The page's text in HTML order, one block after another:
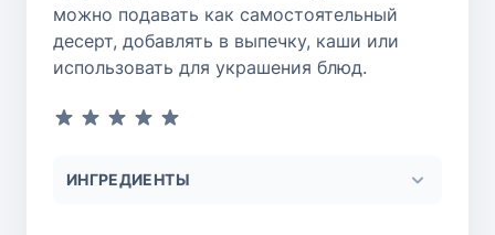
можно подавать как самостоятельный
десерт, добавлять в выпечку, каши или
использовать для украшения блюд.
ИНГРЕДИЕНТЫ